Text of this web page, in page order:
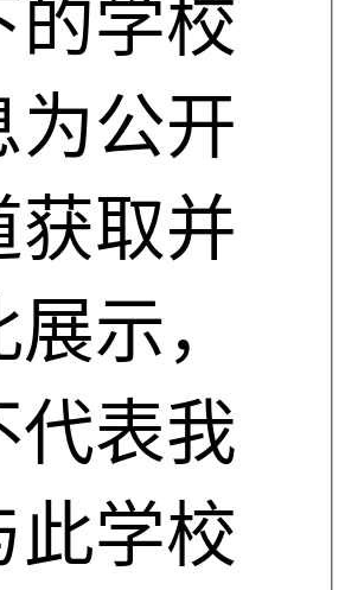
的学校
为公开
获取并
示，
代表我
此学校